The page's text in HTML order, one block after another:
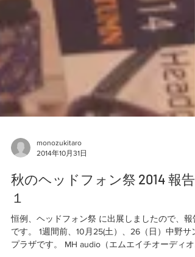
monozukitaro
秋のヘッドフォン祭 2014 報告
１
恒例、ヘッドフォン祭 に出展しましたので、報
です。 1週間前、10月25(土）、26（日）中野サン